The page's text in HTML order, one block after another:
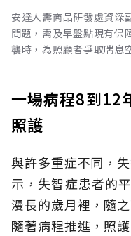
安達人壽商品研發處資深
問題，需及早盤點現有保
襲時，為照顧者爭取喘息
一場病程8到12
照護
與許多重症不同，
示，失智症患者的
漫長的歲月裡，隨
隨著病程推進，照